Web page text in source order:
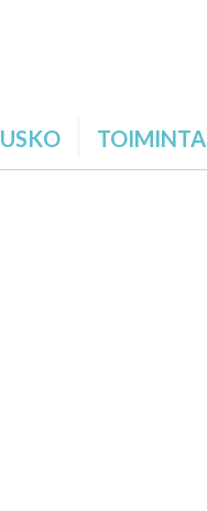
USKO TOIMINTA